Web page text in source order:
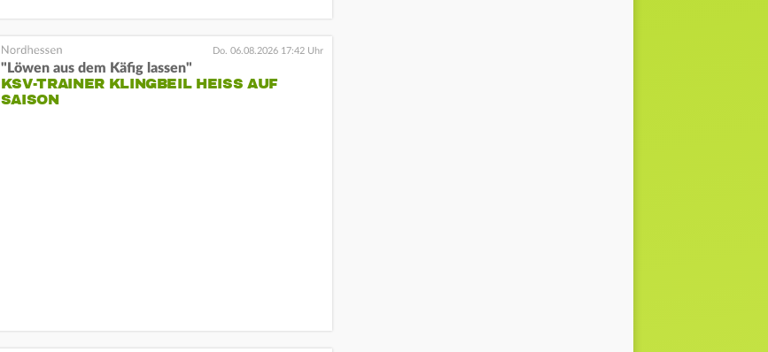
Do. 06.08.2026 17:42 Uhr
"Löwen aus dem Käfig lassen"
KSV-TRAINER KLINGBEIL HEISS AUF S
AISON